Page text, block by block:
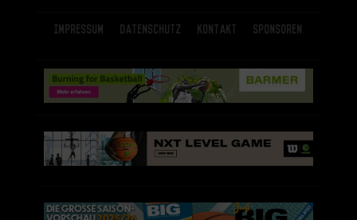
Impressum Datenschutz Kontakt Sponsoren